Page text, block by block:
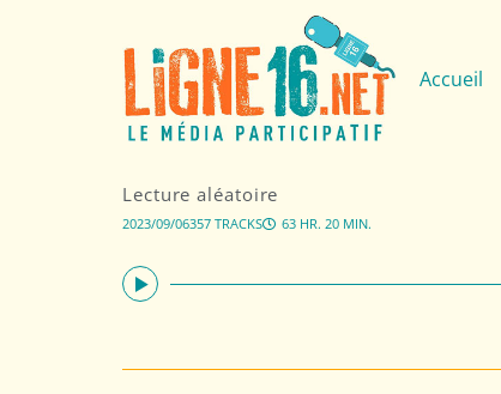
Accueil
Lecture aléatoire
2023/09/06357 TRACKS 63 HR. 20 MIN.